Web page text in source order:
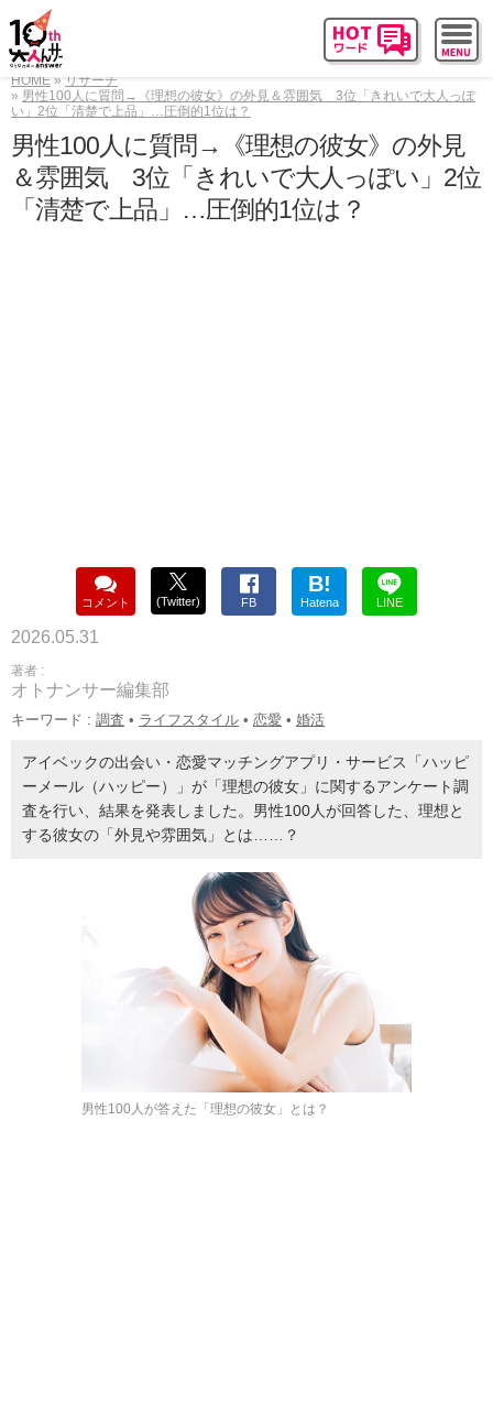
HOME
リサーチ
男性100人に質問→《理想の彼女》の外見＆雰囲気 3位「きれいで大人っぽ
い」2位「清楚で上品」…圧倒的1位は？
男性100人に質問→《理想の彼女》の外見
＆雰囲気 3位「きれいで大人っぽい」2位
「清楚で上品」…圧倒的1位は？
コメント (Twitter) FB
B!
Hatena LINE
2026.05.31
著者 :
オトナンサー編集部
キーワード : 調査 • ライフスタイル • 恋愛 • 婚活
アイベックの出会い・恋愛マッチングアプリ・サービス「ハッピ
ーメール（ハッピー）」が「理想の彼女」に関するアンケート調
査を行い、結果を発表しました。男性100人が回答した、理想と
する彼女の「外見や雰囲気」とは……？
男性100人が答えた「理想の彼女」とは？